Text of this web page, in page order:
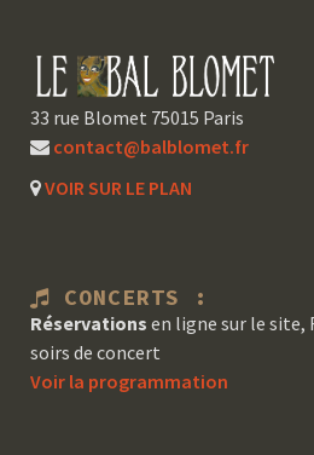
33 rue Blomet 75015 Paris
contact@balblomet.fr
VOIR SUR LE PLAN
CONCERTS :
Réservations en ligne sur le site,
soirs de concert
Voir la programmation